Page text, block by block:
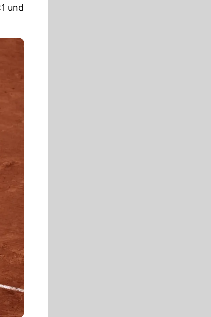
und